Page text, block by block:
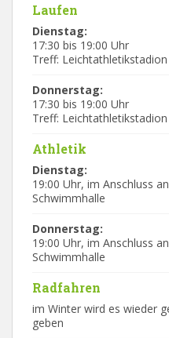
Laufen
Dienstag:
17:30 bis 19:00 Uhr
Treff: Leichtathletikstadion
Donnerstag:
17:30 bis 19:00 Uhr
Treff: Leichtathletikstadion
Athletik
Dienstag:
19:00 Uhr, im Anschluss
Schwimmhalle
Donnerstag:
19:00 Uhr, im Anschluss
Schwimmhalle
Radfahren
im Winter wird es wieder
geben